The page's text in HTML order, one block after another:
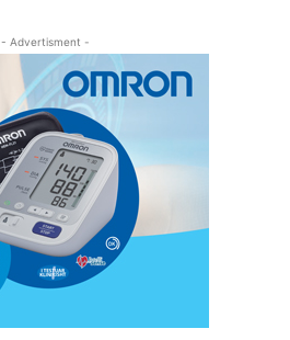
- Advertisment -